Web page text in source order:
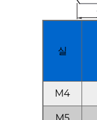
실
M4